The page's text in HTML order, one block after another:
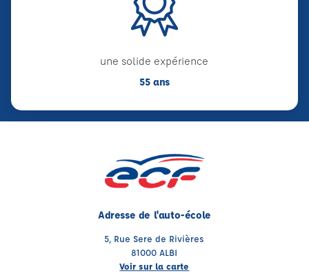
une solide expérience
55 ans
Adresse de l'auto-école
5, Rue Sere de Rivières
81000 ALBI
Voir sur la carte